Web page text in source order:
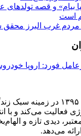
بیام» و قصه تولدهای
است
فورد: اروپا
«مجله ایران» از سال ۱۳۹۵ در
فعالیت می‌کند و با
دیدی تازه و
می‌دهد.